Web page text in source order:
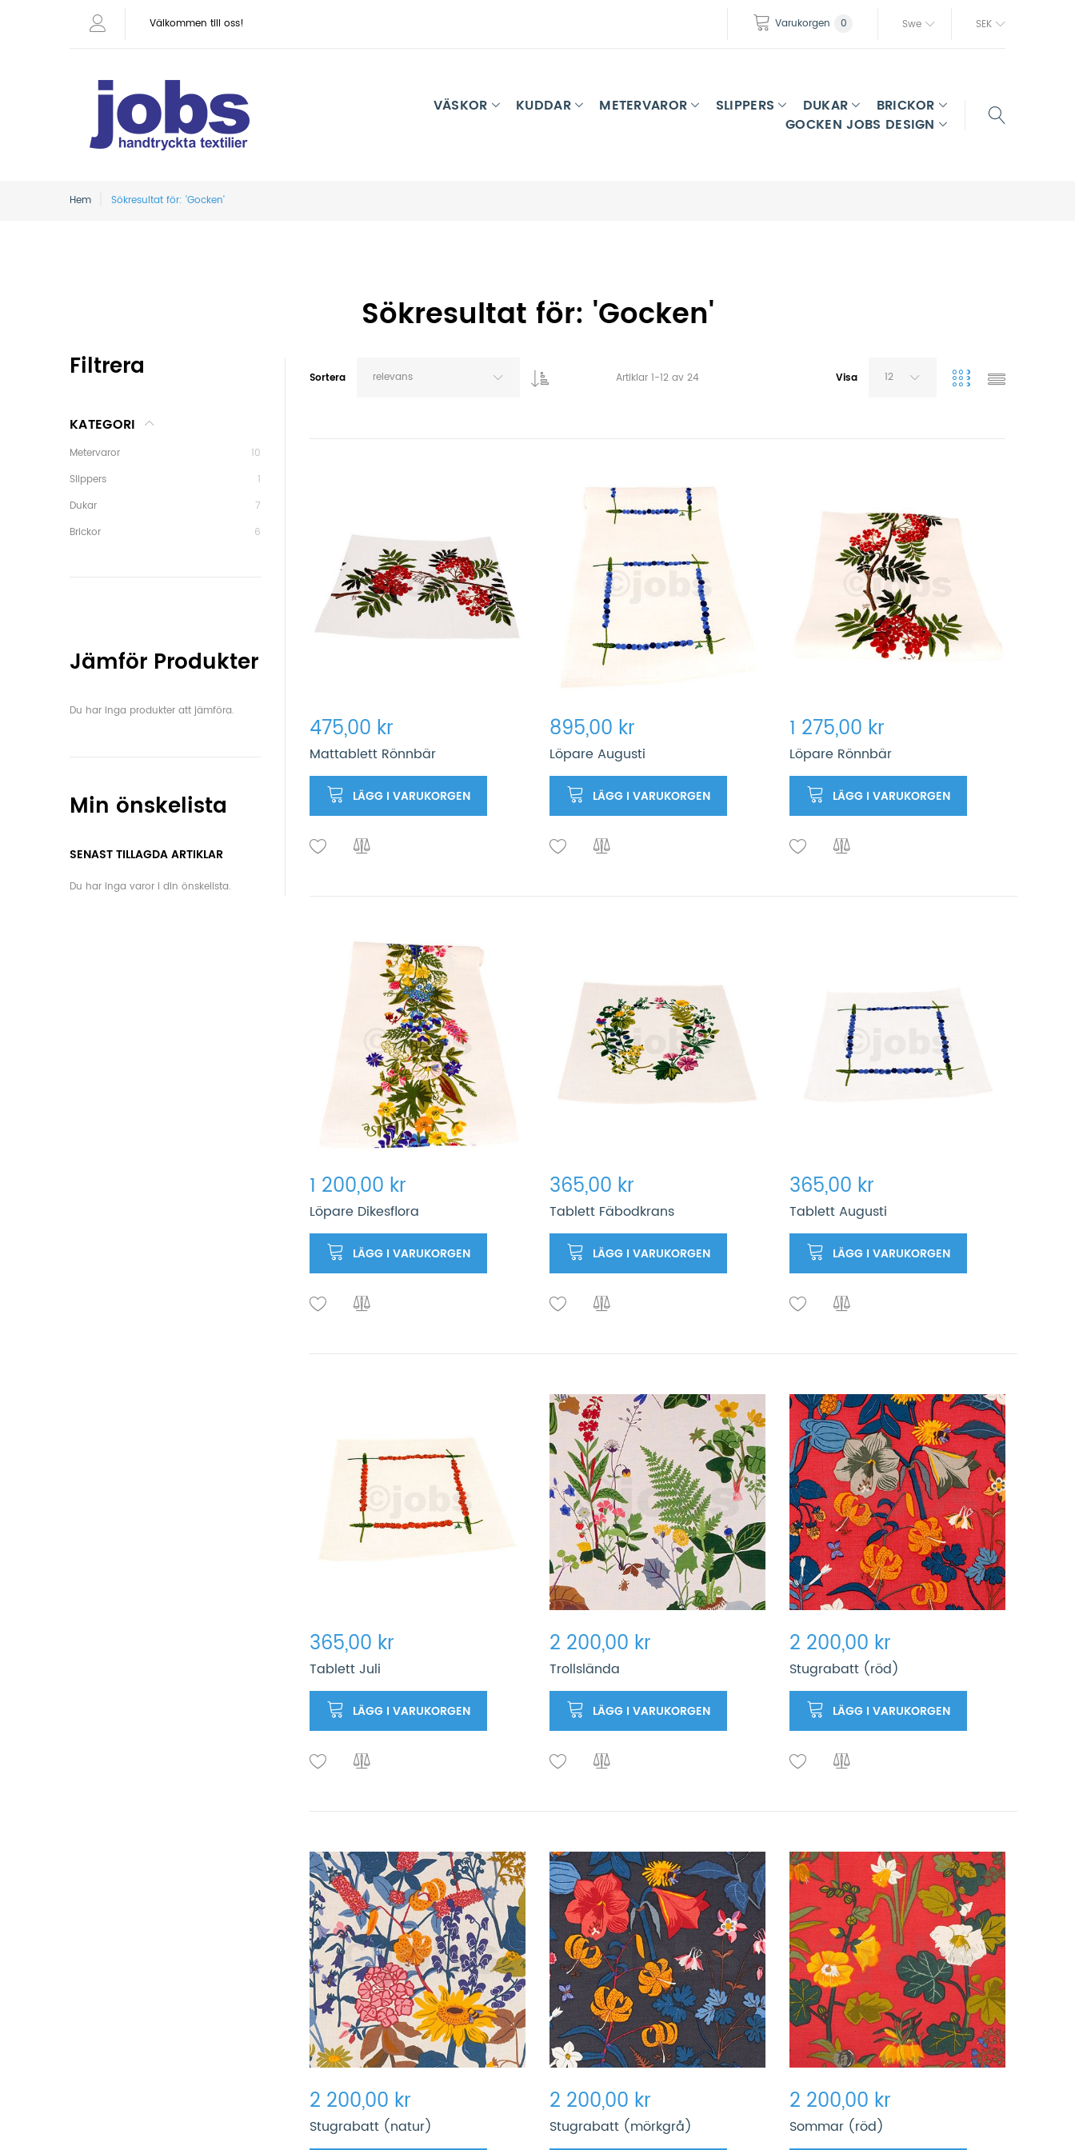
Välkommen till oss! Swe SEK
Varukorgen 0
VÄSKOR KUDDAR METERVAROR SLIPPERS DUKAR
BRICKOR
GOCKEN JOBS DESIGN
Hem Sökresultat för: 'Gocken'
Sökresultat för: 'Gocken'
Sortera relevans Artiklar 1-12 av 24 Visa 12
475,00 kr
Mattablett Rönnbär
LÄGG I VARUKORGEN
895,00 kr
Löpare Augusti
LÄGG I VARUKORGEN
1 275,00 kr
Löpare Rönnbär
LÄGG I VARUKORGEN
1 200,00 kr
Löpare Dikesflora
LÄGG I VARUKORGEN
365,00 kr
Tablett Fäbodkrans
LÄGG I VARUKORGEN
365,00 kr
Tablett Augusti
LÄGG I VARUKORGEN
365,00 kr
Tablett Juli
LÄGG I VARUKORGEN
2 200,00 kr
Trollslända
LÄGG I VARUKORGEN
2 200,00 kr
Stugrabatt (röd)
LÄGG I VARUKORGEN
2 200,00 kr
Stugrabatt (natur)
2 200,00 kr
Stugrabatt (mörkgrå)
2 200,00 kr
Sommar (röd)
Filtrera
KATEGORI
Metervaror
10
Slippers
1
Dukar
7
Brickor
6
Jämför Produkter
Du har inga produkter att jämföra.
Min önskelista
SENAST TILLAGDA ARTIKLAR
Du har inga varor i din önskelista.